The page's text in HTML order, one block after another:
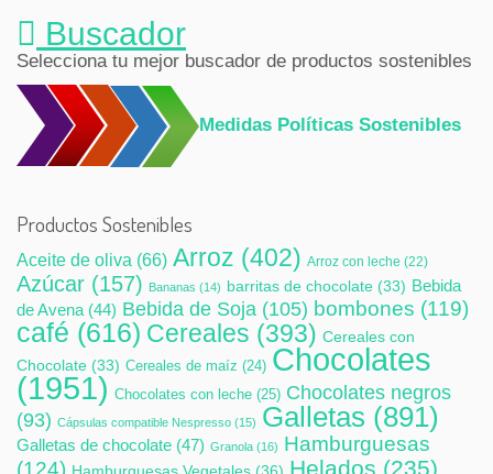
Buscador
Selecciona tu mejor buscador de productos sostenibles
Medidas Políticas Sostenibles
Productos Sostenibles
Aceite de oliva (66) Arroz (402) Arroz con leche (22)
Azúcar (157) Bananas (14) barritas de chocolate (33) Bebida
de Avena (44) Bebida de Soja (105) bombones (119)
café (616) Cereales (393) Cereales con
Chocolate (33) Cereales de maíz (24) Chocolates
(1951) Chocolates con leche (25) Chocolates negros
(93) Cápsulas compatible Nespresso (15) Galletas (891)
Galletas de chocolate (47) Granola (16) Hamburguesas
(124)
Helados (235)